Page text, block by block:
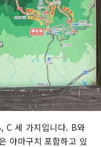
C 세 가지입니다. B와
야마구치 포함하고 있